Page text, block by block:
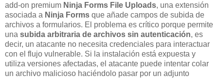
add-on premium Ninja Forms File Uploads, una extensión
asociada a Ninja Forms que añade campos de subida de
archivos a formularios. El problema es crítico porque permite
una subida arbitraria de archivos sin autenticación, es
decir, un atacante no necesita credenciales para interactuar
con el flujo vulnerable. Si la instalación está expuesta y
utiliza versiones afectadas, el atacante puede intentar colar
un archivo malicioso haciéndolo pasar por un adjunto